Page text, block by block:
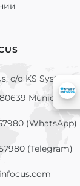
c/o KS Systems
Munich,
(WhatsApp)
(Telegram)